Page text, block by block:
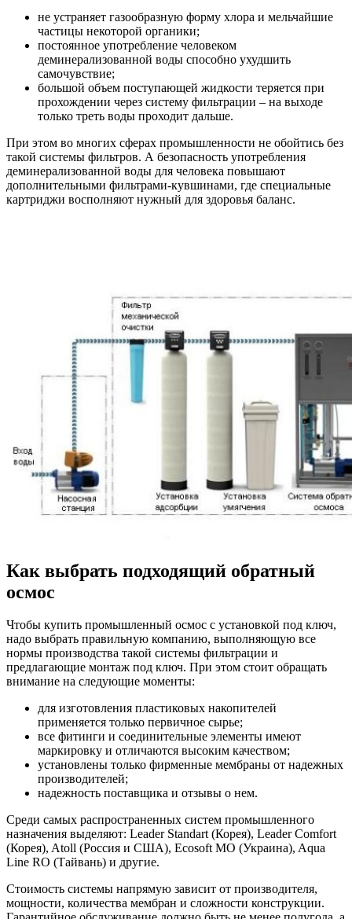
не устраняет газообразную форму хлора и мельчайшие
частицы некоторой органики;
постоянное употребление человеком
деминерализованной воды способно ухудшить
самочувствие;
большой объем поступающей жидкости теряется при
прохождении через систему фильтрации – на выходе
только треть воды проходит дальше.
При этом во многих сферах промышленности не обойтись без
такой системы фильтров. А безопасность употребления
деминерализованной воды для человека повышают
дополнительными фильтрами-кувшинами, где специальные
картриджи восполняют нужный для здоровья баланс.
Как выбрать подходящий обратный
осмос
Чтобы купить промышленный осмос с установкой под ключ,
надо выбрать правильную компанию, выполняющую все
нормы производства такой системы фильтрации и
предлагающие монтаж под ключ. При этом стоит обращать
внимание на следующие моменты:
для изготовления пластиковых накопителей
применяется только первичное сырье;
все фитинги и соединительные элементы имеют
маркировку и отличаются высоким качеством;
установлены только фирменные мембраны от надежных
производителей;
надежность поставщика и отзывы о нем.
Среди самых распространенных систем промышленного
назначения выделяют: Leader Standart (Корея), Leader Comfort
(Корея), Atoll (Россия и США), Ecosoft MO (Украина), Aqua
Line RO (Тайвань) и другие.
Стоимость системы напрямую зависит от производителя,
мощности, количества мембран и сложности конструкции.